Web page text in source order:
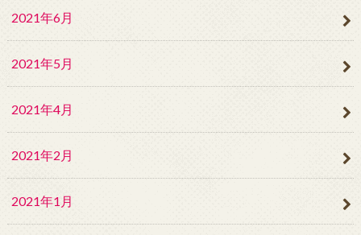
2021年6月
2021年5月
2021年4月
2021年2月
2021年1月